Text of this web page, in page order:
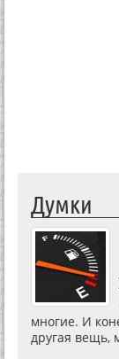
Думки
многие. И
другая вещь,